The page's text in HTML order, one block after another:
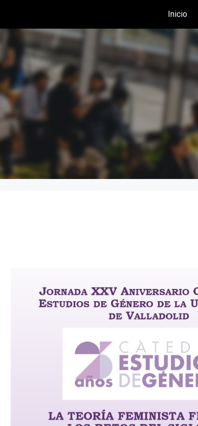
Inicio